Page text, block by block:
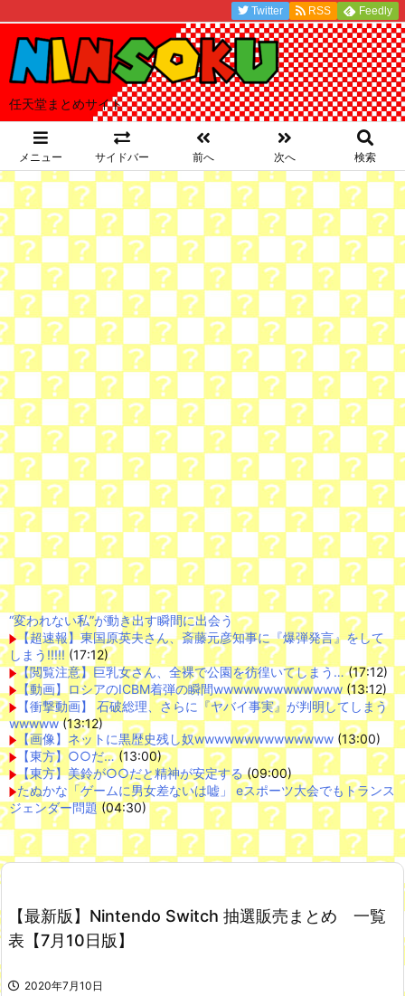
任天堂まとめサイト
メニュー サイドバー 前へ 次へ 検索
Twitter RSS Feedly
“変われない私”が動き出す瞬間に出会う
【超速報】東国原英夫さん、斎藤元彦知事に『爆弾発言』をして
しまう!!!!! (17:12)
【閲覧注意】巨乳女さん、全裸で公園を彷徨いてしまう…(17:12)
【動画】ロシアのICBM着弾の瞬間wwwwwwwwwwwww (13:12)
【衝撃動画】 石破総理、さらに『ヤバイ事実』が判明してしまう
wwwww(13:12)
【画像】ネットに黒歴史残し奴wwwwwwwwwwwwww (13:00)
【東方】○○だ…(13:00)
【東方】美鈴が○○だと精神が安定する(09:00)
たぬかな「ゲームに男女差ないは嘘」 eスポーツ大会でもトランス
ジェンダー問題(04:30)
Powered by livedoor 相互RSS
【動画】移民受け入れ派のパヨおば、自分の家に来られたら全力
で拒否るｗｗｗｗｗｗｗｗｗｗｗｗ
舌を絡ませて、唾液交換して── ちゅっちゅしながらの濃厚エッ
すまん熊本やがコンビニに食品も水もない
【最新版】Nintendo Switch 抽選販売まとめ 一覧
表【7月10日版】
2020年7月10日